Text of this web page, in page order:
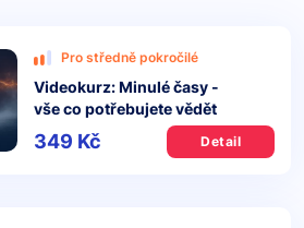
Pro středně pokročilé
Videokurz: Minulé časy -
vše co potřebujete vědět
349 Kč Detail